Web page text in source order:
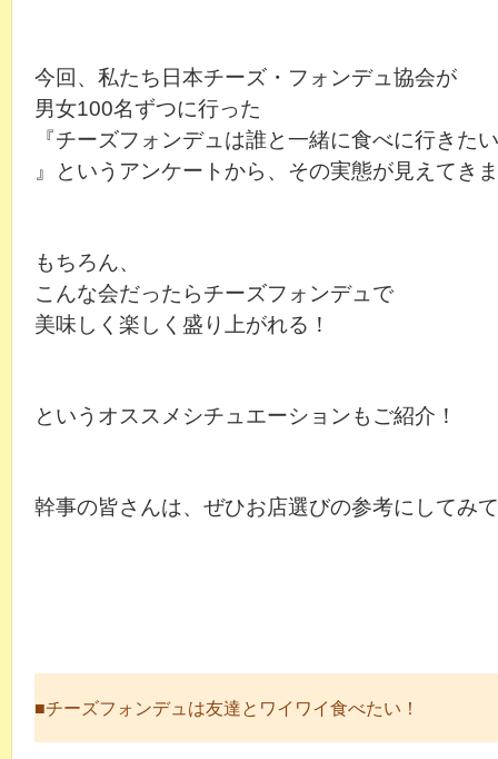
今回、私たち日本チーズ・フォンデュ協会が
男女100名ずつに行った
『チーズフォンデュは誰と一緒に食べに行きた
』というアンケートから、その実態が見えてき
もちろん、
こんな会だったらチーズフォンデュで
美味しく楽しく盛り上がれる！
というオススメシチュエーションもご紹介！
幹事の皆さんは、ぜひお店選びの参考にしてみ
■チーズフォンデュは友達とワイワイ食べたい！